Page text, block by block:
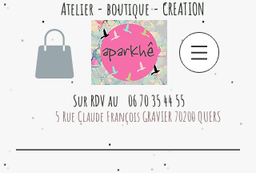
Atelier - boutique - CREATION
Sur RDV au 06 70 35 44 55
5 Rue Claude François GRAVIER 70200 QUERS